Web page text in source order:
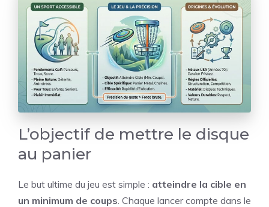
L’objectif de mettre le disque
au panier
Le but ultime du jeu est simple : atteindre la cible en
un minimum de coups . Chaque lancer compte dans le